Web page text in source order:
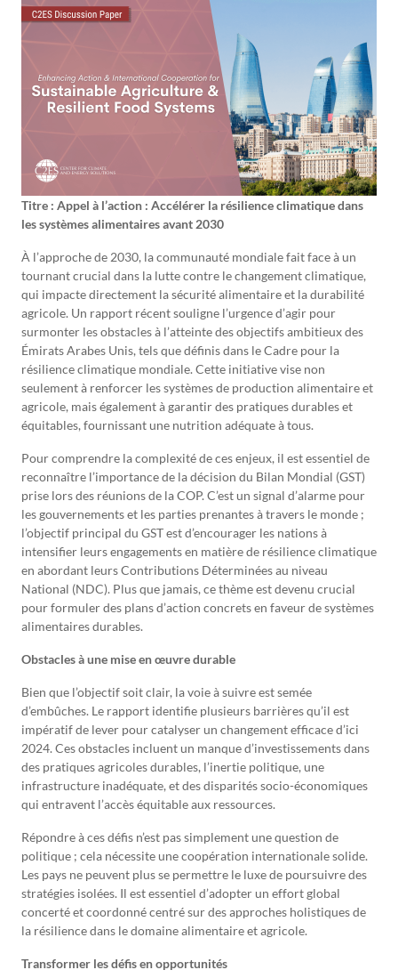
Titre : Appel à l’action : Accélérer la résilience climatique dans
les systèmes alimentaires avant 2030
À l’approche de 2030, la communauté mondiale fait face à un
tournant crucial dans la lutte contre le changement climatique,
qui impacte directement la sécurité alimentaire et la durabilité
agricole. Un rapport récent souligne l’urgence d’agir pour
surmonter les obstacles à l’atteinte des objectifs ambitieux des
Émirats Arabes Unis, tels que définis dans le Cadre pour la
résilience climatique mondiale. Cette initiative vise non
seulement à renforcer les systèmes de production alimentaire et
agricole, mais également à garantir des pratiques durables et
équitables, fournissant une nutrition adéquate à tous.
Pour comprendre la complexité de ces enjeux, il est essentiel de
reconnaître l’importance de la décision du Bilan Mondial (GST)
prise lors des réunions de la COP. C’est un signal d’alarme pour
les gouvernements et les parties prenantes à travers le monde ;
l’objectif principal du GST est d’encourager les nations à
intensifier leurs engagements en matière de résilience climatique
en abordant leurs Contributions Déterminées au niveau
National (NDC). Plus que jamais, ce thème est devenu crucial
pour formuler des plans d’action concrets en faveur de systèmes
alimentaires durables.
Obstacles à une mise en œuvre durable
Bien que l’objectif soit clair, la voie à suivre est semée
d’embûches. Le rapport identifie plusieurs barrières qu’il est
impératif de lever pour catalyser un changement efficace d’ici
2024. Ces obstacles incluent un manque d’investissements dans
des pratiques agricoles durables, l’inertie politique, une
infrastructure inadéquate, et des disparités socio-économiques
qui entravent l’accès équitable aux ressources.
Répondre à ces défis n’est pas simplement une question de
politique ; cela nécessite une coopération internationale solide.
Les pays ne peuvent plus se permettre le luxe de poursuivre des
stratégies isolées. Il est essentiel d’adopter un effort global
concerté et coordonné centré sur des approches holistiques de
la résilience dans le domaine alimentaire et agricole.
Transformer les défis en opportunités